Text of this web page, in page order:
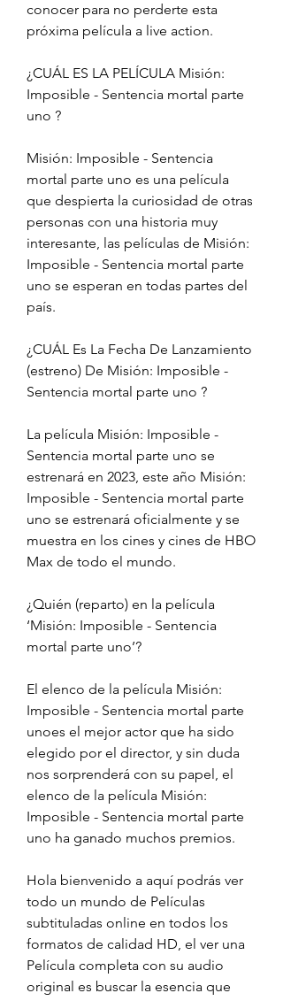
conocer para no perderte esta
próxima película a live action.
¿CUÁL ES LA PELÍCULA Misión:
Imposible - Sentencia mortal parte
uno ?
Misión: Imposible - Sentencia
mortal parte uno es una película
que despierta la curiosidad de otras
personas con una historia muy
interesante, las películas de Misión:
Imposible - Sentencia mortal parte
uno se esperan en todas partes del
país.
¿CUÁL Es La Fecha De Lanzamiento
(estreno) De Misión: Imposible -
Sentencia mortal parte uno ?
La película Misión: Imposible -
Sentencia mortal parte uno se
estrenará en 2023, este año Misión:
Imposible - Sentencia mortal parte
uno se estrenará oficialmente y se
muestra en los cines y cines de HBO
Max de todo el mundo.
¿Quién (reparto) en la película
‘Misión: Imposible - Sentencia
mortal parte uno’?
El elenco de la película Misión:
Imposible - Sentencia mortal parte
unoes el mejor actor que ha sido
elegido por el director, y sin duda
nos sorprenderá con su papel, el
elenco de la película Misión:
Imposible - Sentencia mortal parte
uno ha ganado muchos premios.
Hola bienvenido a aquí podrás ver
todo un mundo de Películas
subtituladas online en todos los
formatos de calidad HD, el ver una
Película completa con su audio
original es buscar la esencia que